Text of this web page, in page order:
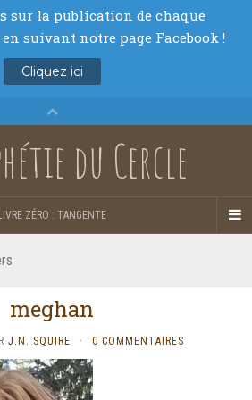
du Cercle
LIVRE ZÉRO : TANGENTE
meghan
J.N. SQUIRE · 0 COMMENTAIRES